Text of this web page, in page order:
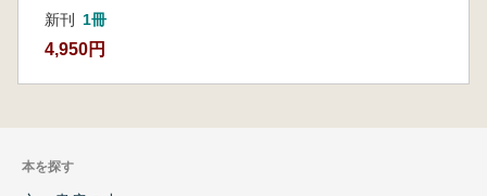
新刊 1冊
4,950円
本を探す